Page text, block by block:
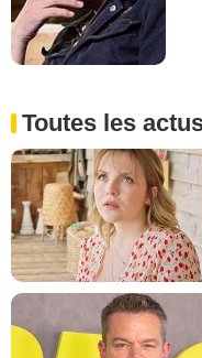
Toutes les